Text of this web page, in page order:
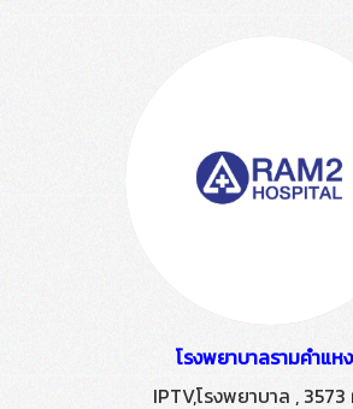
โรงพยาบาลรามคำแห
IPTV,โรงพยาบาล ,